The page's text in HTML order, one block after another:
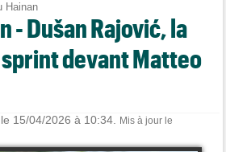
Hainan
- Dušan Rajović, la
sprint devant Matteo
le 15/04/2026 à 10:34.
Mis à jour le